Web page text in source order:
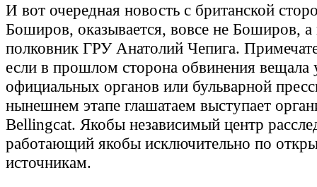
И вот очередная новость с британской
Боширов, оказывается, вовсе не Боширов, а
полковник ГРУ Анатолий Чепига.
если в прошлом сторона обвинения вещала
официальных органов или бульварной
нынешнем этапе глашатаем выступает
Bellingcat. Якобы независимый центр
работающий якобы исключительно по
источникам.